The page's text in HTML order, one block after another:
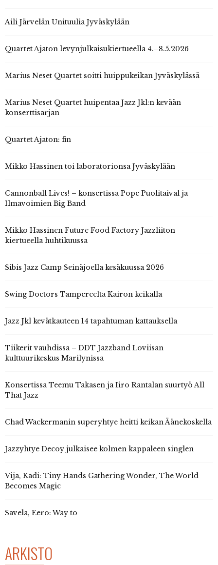
Aili Järvelän Unituulia Jyväskylään
Quartet Ajaton levynjulkaisukiertueella 4.–8.5.2026
Marius Neset Quartet soitti huippukeikan Jyväskylässä
Marius Neset Quartet huipentaa Jazz Jkl:n kevään
konserttisarjan
Quartet Ajaton: fin
Mikko Hassinen toi laboratorionsa Jyväskylään
Cannonball Lives! – konsertissa Pope Puolitaival ja
Ilmavoimien Big Band
Mikko Hassinen Future Food Factory Jazzliiton
kiertueella huhtikuussa
Sibis Jazz Camp Seinäjoella kesäkuussa 2026
Swing Doctors Tampereelta Kairon keikalla
Jazz Jkl kevätkauteen 14 tapahtuman kattauksella
Tiikerit vauhdissa – DDT Jazzband Loviisan
kulttuurikeskus Marilynissa
Konsertissa Teemu Takasen ja Iiro Rantalan suurtyö All
That Jazz
Chad Wackermanin superyhtye heitti keikan Äänekoskella
Jazzyhtye Decoy julkaisee kolmen kappaleen singlen
Vija, Kadi: Tiny Hands Gathering Wonder, The World
Becomes Magic
Savela, Eero: Way to
ARKISTO